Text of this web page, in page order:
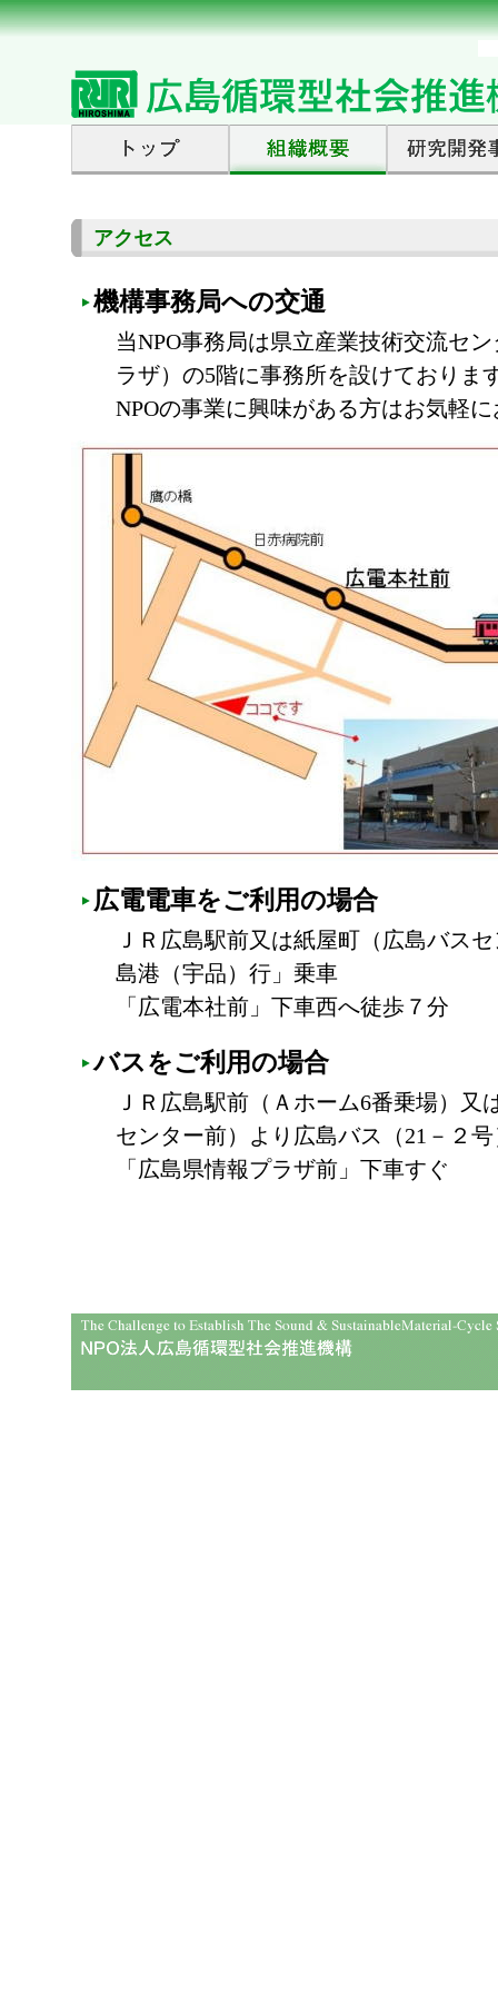
アクセス
機構事務局への交通
当NPO事務局は県立産業技術交流セ
ラザ）の5階に事務所を設けておりま
NPOの事業に興味がある方はお気軽
広電電車をご利用の場合
ＪＲ広島駅前又は紙屋町（広島バス
島港（宇品）行」乗車
「広電本社前」下車西へ徒歩７分
バスをご利用の場合
ＪＲ広島駅前（Ａホーム6番乗場）又
センター前）より広島バス（21－２
「広島県情報プラザ前」下車すぐ